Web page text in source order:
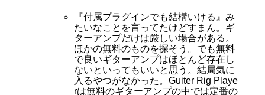
『付属プラグインでも結構いける』み
たいなことを言ってたけどすまん。ギ
ターアンプだけは厳しい場合がある。
ほかの無料のものを探そう。でも無料
で良いギターアンプはほとんど存在し
ないといってもいいと思う。結局気に
入るやつがなかった。Guiter Rig Playe
rは無料のギターアンプの中では定番の